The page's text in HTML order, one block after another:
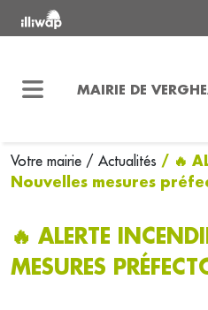
MAIRIE DE
Votre mairie / Actualités / 🔥
Nouvelles mesures
🔥 ALERTE
MESURES